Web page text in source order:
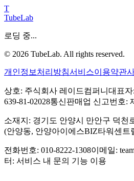
T
TubeLab
로딩 중...
© 2026 TubeLab. All rights reserved.
개인정보처리방침서비스이용약관
상호: 주식회사 레이드컴퍼니 대표자
639-81-02028통신판매업 신고번호:
소재지: 경기도 안양시 만안구 덕천
(안양동, 안양아이에스BIZ타워센트
전화번호: 010-8222-1308이메일:
터: 서비스 내 문의 기능 이용